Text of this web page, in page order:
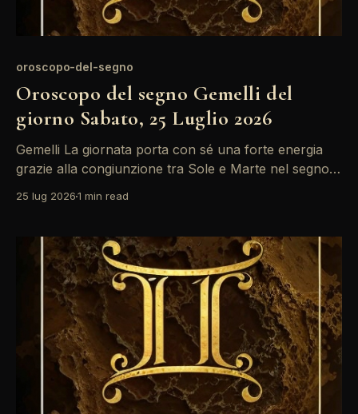
oroscopo-del-segno
Oroscopo del segno Gemelli del
giorno Sabato, 25 Luglio 2026
Gemelli La giornata porta con sé una forte energia
grazie alla congiunzione tra Sole e Marte nel segno
le proprie idee e prendere decisioni audaci,
sopraffare dalle emozioni, ma sfrutta l'energia
25 lug 20261 min read